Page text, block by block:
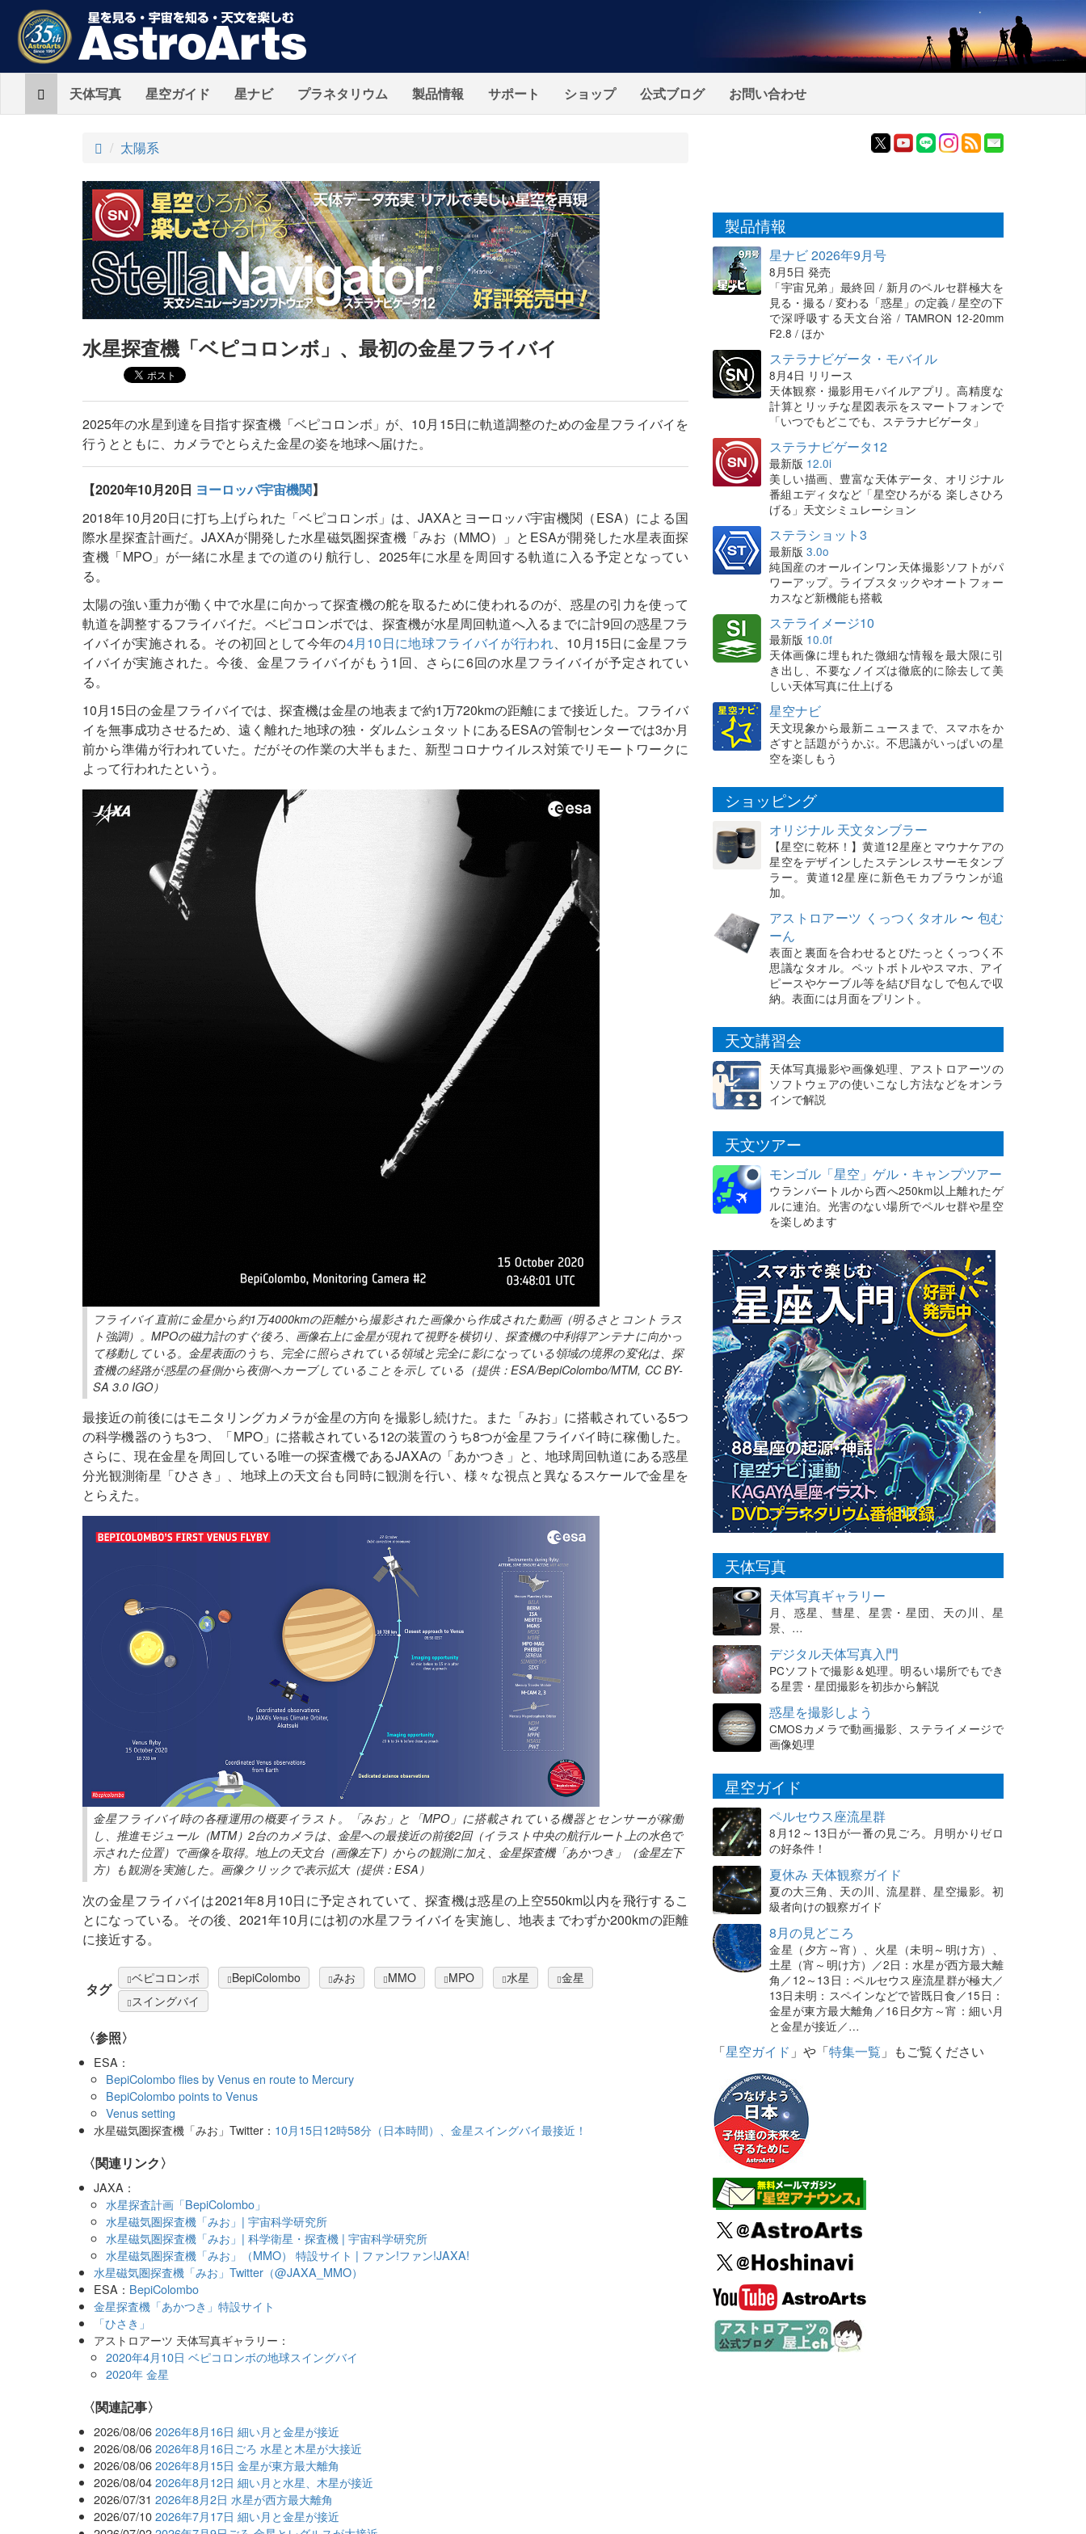
Home天体写真 星空ガイド 星ナビ プラネタリウム 製品情報 サポート ショップ 公式ブログ お問い合わせ
ト
プ
太陽系
水星探査機「ベピコロンボ」、最初の金星フライバイ
2025年の水星到達を目指す探査機「ベピコロンボ」が、10月15日に軌道調整のための金星フライバイを
行うとともに、カメラでとらえた金星の姿を地球へ届けた。
【2020年10月20日 ヨーロッパ宇宙機関】
2018年10月20日に打ち上げられた「ベピコロンボ」は、JAXAとヨーロッパ宇宙機関（ESA）による国
際水星探査計画だ。JAXAが開発した水星磁気圏探査機「みお（MMO）」とESAが開発した水星表面探
査機「MPO」が一緒に水星までの道のり航行し、2025年に水星を周回する軌道に入る予定となってい
る。
太陽の強い重力が働く中で水星に向かって探査機の舵を取るために使われるのが、惑星の引力を使って
軌道を調整するフライバイだ。ベピコロンボでは、探査機が水星周回軌道へ入るまでに計9回の惑星フラ
イバイが実施される。その初回として今年の4月10日に地球フライバイが行われ、10月15日に金星フラ
イバイが実施された。今後、金星フライバイがもう1回、さらに6回の水星フライバイが予定されてい
る。
10月15日の金星フライバイでは、探査機は金星の地表まで約1万720kmの距離にまで接近した。フライバ
イを無事成功させるため、遠く離れた地球の独・ダルムシュタットにあるESAの管制センターでは3か月
前から準備が行われていた。だがその作業の大半もまた、新型コロナウイルス対策でリモートワークに
よって行われたという。
フライバイ直前に金星から約1万4000kmの距離から撮影された画像から作成された動画（明るさとコントラス
ト強調）。MPOの磁力計のすぐ後ろ、画像右上に金星が現れて視野を横切り、探査機の中利得アンテナに向かっ
て移動している。金星表面のうち、完全に照らされている領域と完全に影になっている領域の境界の変化は、探
査機の経路が惑星の昼側から夜側へカーブしていることを示している（提供：ESA/BepiColombo/MTM, CC BY-
SA 3.0 IGO）
最接近の前後にはモニタリングカメラが金星の方向を撮影し続けた。また「みお」に搭載されている5つ
の科学機器のうち3つ、「MPO」に搭載されている12の装置のうち8つが金星フライバイ時に稼働した。
さらに、現在金星を周回している唯一の探査機であるJAXAの「あかつき」と、地球周回軌道にある惑星
分光観測衛星「ひさき」、地球上の天文台も同時に観測を行い、様々な視点と異なるスケールで金星を
とらえた。
金星フライバイ時の各種運用の概要イラスト。「みお」と「MPO」に搭載されている機器とセンサーが稼働
し、推進モジュール（MTM）2台のカメラは、金星への最接近の前後2回（イラスト中央の航行ルート上の水色で
示された位置）で画像を取得。地上の天文台（画像左下）からの観測に加え、金星探査機「あかつき」（金星左下
方）も観測を実施した。画像クリックで表示拡大（提供：ESA）
次の金星フライバイは2021年8月10日に予定されていて、探査機は惑星の上空550km以内を飛行するこ
とになっている。その後、2021年10月には初の水星フライバイを実施し、地表までわずか200kmの距離
に接近する。
タグ
ベピコロンボ BepiColombo みお MMO MPO 水星
金星
スイングバイ
〈参照〉
ESA：
BepiColombo flies by Venus en route to Mercury
BepiColombo points to Venus
Venus setting
水星磁気圏探査機「みお」Twitter： 10月15日12時58分（日本時間）、金星スイングバイ最接近！
〈関連リンク〉
JAXA：
水星探査計画「BepiColombo」
水星磁気圏探査機「みお」| 宇宙科学研究所
水星磁気圏探査機「みお」| 科学衛星・探査機 | 宇宙科学研究所
水星磁気圏探査機「みお」（MMO） 特設サイト | ファン!ファン!JAXA!
水星磁気圏探査機「みお」Twitter（@JAXA_MMO）
ESA： BepiColombo
金星探査機「あかつき」特設サイト
「ひさき」
アストロアーツ 天体写真ギャラリー：
2020年4月10日 ベピコロンボの地球スイングバイ
2020年 金星
関連記事
2026/08/06 2026年8月16日 細い月と金星が接近
2026/08/06 2026年8月16日ごろ 水星と木星が大接近
2026/08/06 2026年8月15日 金星が東方最大離角
2026/08/04 2026年8月12日 細い月と水星、木星が接近
2026/07/31 2026年8月2日 水星が西方最大離角
2026/07/10 2026年7月17日 細い月と金星が接近
製品情報
星ナビ 2026年9月号
8月5日 発売
「宇宙兄弟」最終回 / 新月のペルセ群極大を
見る・撮る / 変わる「惑星」の定義 / 星空の下
で深呼吸する天文台浴 / TAMRON 12-20mm
F2.8 / ほか
ステラナビゲータ・モバイル
8月4日 リリース
天体観察・撮影用モバイルアプリ。高精度な
計算とリッチな星図表示をスマートフォンで
「いつでもどこでも、ステラナビゲータ」
ステラナビゲータ12
最新版 12.0i
美しい描画、豊富な天体データ、オリジナル
番組エディタなど「星空ひろがる 楽しさひろ
げる」天文シミュレーション
ステラショット3
最新版 3.0o
純国産のオールインワン天体撮影ソフトがパ
ワーアップ。ライブスタックやオートフォー
カスなど新機能も搭載
ステライメージ10
最新版 10.0f
天体画像に埋もれた微細な情報を最大限に引
き出し、不要なノイズは徹底的に除去して美
しい天体写真に仕上げる
星空ナビ
天文現象から最新ニュースまで、スマホをか
ざすと話題がうかぶ。不思議がいっぱいの星
空を楽しもう
ショッピング
オリジナル 天文タンブラー
【星空に乾杯！】黄道12星座とマウナケアの
星空をデザインしたステンレスサーモタンブ
ラー。黄道12星座に新色モカブラウンが追
加。
アストロアーツ くっつくタオル 〜 包む
ーん
表面と裏面を合わせるとぴたっとくっつく不
思議なタオル。ペットボトルやスマホ、アイ
ピースやケーブル等を結び目なしで包んで収
納。表面には月面をプリント。
天文講習会
天体写真撮影や画像処理、アストロアーツの
ソフトウェアの使いこなし方法などをオンラ
インで解説
天文ツアー
モンゴル「星空」ゲル・キャンプツアー
ウランバートルから西へ250km以上離れたゲ
ルに連泊。光害のない場所でペルセ群や星空
を楽しめます
天体写真
天体写真ギャラリー
月、惑星、彗星、星雲・星団、天の川、星
景、…
デジタル天体写真入門
PCソフトで撮影＆処理。明るい場所でもでき
る星雲・星団撮影を初歩から解説
惑星を撮影しよう
CMOSカメラで動画撮影、ステライメージで
画像処理
星空ガイド
ペルセウス座流星群
8月12～13日が一番の見ごろ。月明かりゼロ
の好条件！
夏休み 天体観察ガイド
夏の大三角、天の川、流星群、星空撮影。初
級者向けの観察ガイド
8月の見どころ
金星（夕方～宵）、火星（未明～明け方）、
土星（宵～明け方）／2日：水星が西方最大離
角／12～13日：ペルセウス座流星群が極大／
13日未明：スペインなどで皆既日食／15日：
金星が東方最大離角／16日夕方～宵：細い月
と金星が接近／…
「星空ガイド 」や「特集一覧 」もご覧ください